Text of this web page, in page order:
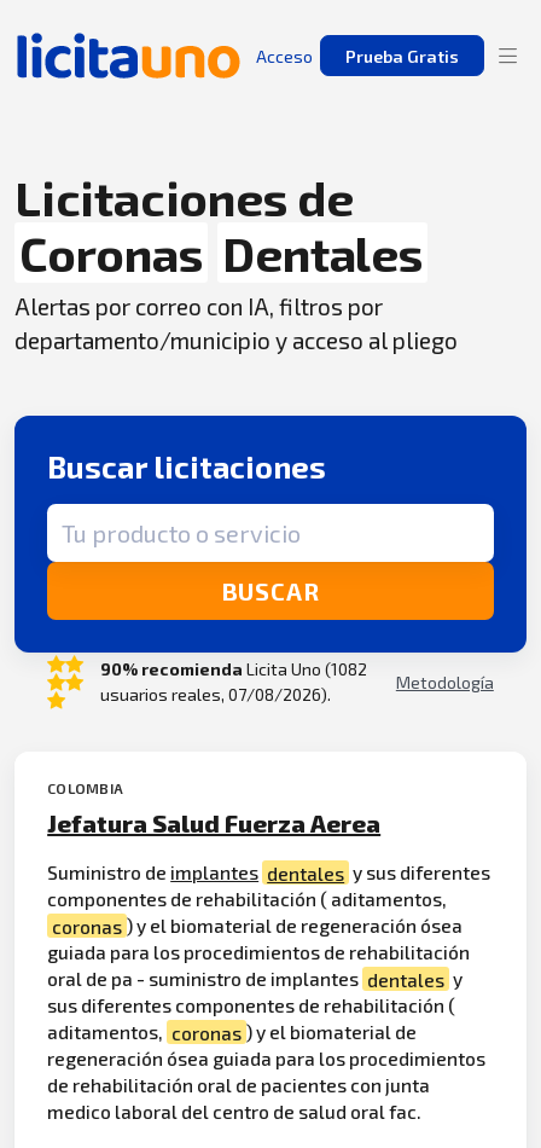
Acceso Prueba Gratis
Licitaciones de
Coronas Dentales
Alertas por correo con IA, filtros por
departamento/municipio y acceso al pliego
Buscar licitaciones
Término de búsqueda
BUSCAR
90% recomienda Licita Uno (1082
usuarios reales, 07/08/2026).
Metodología
COLOMBIA
Jefatura Salud Fuerza Aerea
Suministro de implantes dentales y sus diferentes
componentes de rehabilitación ( aditamentos,
coronas ) y el biomaterial de regeneración ósea
guiada para los procedimientos de rehabilitación
oral de pa - suministro de implantes dentales y
sus diferentes componentes de rehabilitación (
aditamentos, coronas ) y el biomaterial de
regeneración ósea guiada para los procedimientos
de rehabilitación oral de pacientes con junta
medico laboral del centro de salud oral fac.